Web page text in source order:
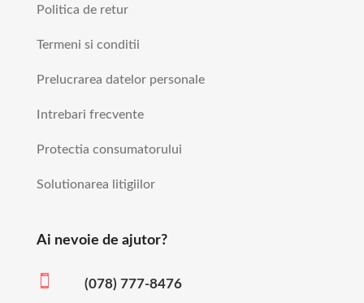
Politica de retur
Termeni si conditii
Prelucrarea datelor personale
Intrebari frecvente
Protectia consumatorului
Solutionarea litigiilor
Ai nevoie de ajutor?
 (078) 777-8476